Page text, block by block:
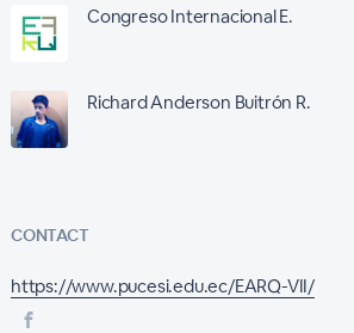
Congreso Internacional E.
Richard Anderson Buitrón R.
CONTACT
https://www.pucesi.edu.ec/EARQ-VII/